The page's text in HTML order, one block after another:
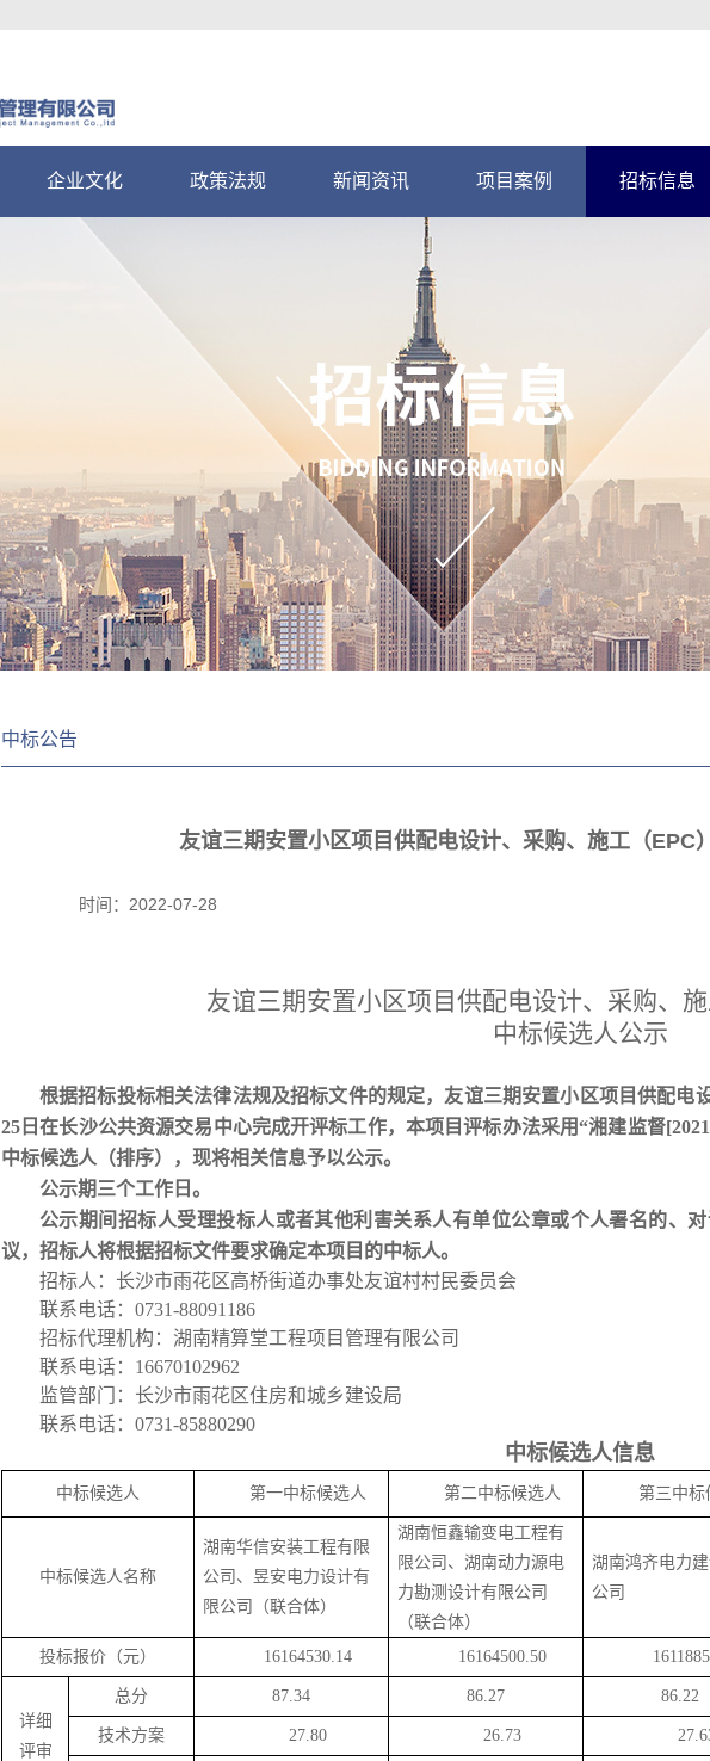
企业文化 政策法规 新闻资讯 项目案例 招标信息
中标公告
友谊三期安置小区项目供配电设计、采购、施工（EPC
时间： 2022-07-28
友谊三期安置小区项目供配电设计、采购、
中标候选人公示
根据招标投标相关法律法规及招标文件的规定，友谊三期安置小区项目供配电
25日在长沙公共资源交易中心完成开评标工作，本项目评标办法采用“湘建监督
中标候选人（排序），现将相关信息予以公示。
公示期三个工作日。
公示期间招标人受理投标人或者其他利害关系人有单位公章或个人署名的、
议，招标人将根据招标文件要求确定本项目的中标人。
招标人： 长沙市雨花区高桥街道办事处友谊村村民委员会
联系电话： 0731-88091186
招标代理机构：湖南精算堂工程项目管理有限公司
联系电话： 16670102962
监管部门： 长沙市雨花区住房和城乡建设局
联系电话： 0731-85880290
中标候选人信息
中标候选人 第一中标候选人 第二中标候选人 第三中标
中标候选人名称
湖南华信安装工程有限
公司、昱安电力设计有
限公司（联合体）
湖南恒鑫输变电工程有
限公司、湖南动力源电
力勘测设计有限公司
（联合体）
湖南鸿齐电力
公司
投标报价（元） 16164530.14 16164500.50
详细
评审
总分 87.34 86.27 86.22
技术方案 27.80 26.73